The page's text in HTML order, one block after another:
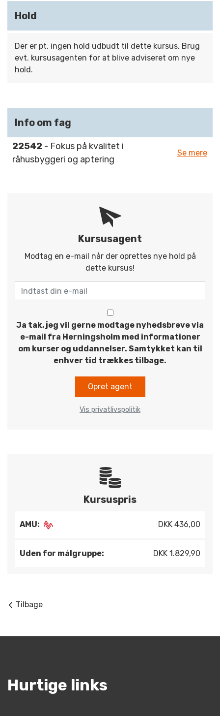
Hold
Der er pt. ingen hold udbudt til dette kursus. Brug
evt. kursusagenten for at blive adviseret om nye
hold.
Info om fag
22542 - Fokus på kvalitet i
råhusbyggeri og aptering
Se mere
Kursusagent
Modtag en e-mail når der oprettes nye hold på
dette kursus!
Ja tak, jeg vil gerne modtage nyhedsbreve via
e-mail fra Herningsholm med informationer
om kurser og uddannelser. Samtykket kan til
enhver tid trækkes tilbage.
Opret agent
Vis privatlivspolitik
Kursuspris
AMU: DKK 436,00
Uden for målgruppe: DKK 1.829,90
Tilbage
Hurtige links